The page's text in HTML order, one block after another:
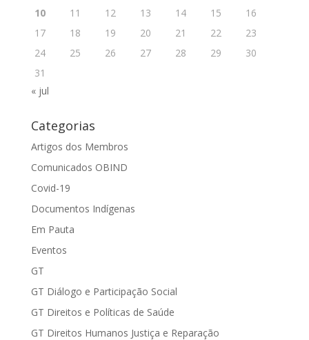
10
11 12 13 14 15
16
17
18 19 20 21 22
23
24
25 26 27 28 29
30
31
« jul
Categorias
Artigos dos Membros
Comunicados OBIND
Covid-19
Documentos Indígenas
Em Pauta
Eventos
GT
GT Diálogo e Participação Social
GT Direitos e Políticas de Saúde
GT Direitos Humanos Justiça e Reparação